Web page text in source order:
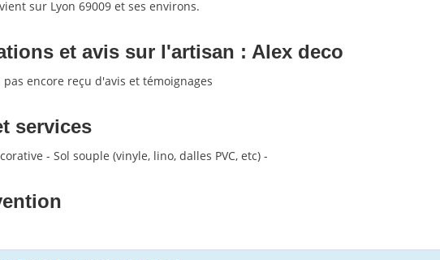
sur Lyon 69009 et ses environs.
et avis sur l'artisan : Alex deco
encore reçu d'avis et témoignages
services
- Sol souple (vinyle, lino, dalles PVC, etc) -